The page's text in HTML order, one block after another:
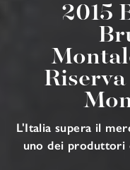
2015
Riserva
L'Italia supera il
uno dei produttori